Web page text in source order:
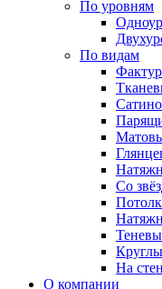
По уровням
По видам
Со
На
О компании